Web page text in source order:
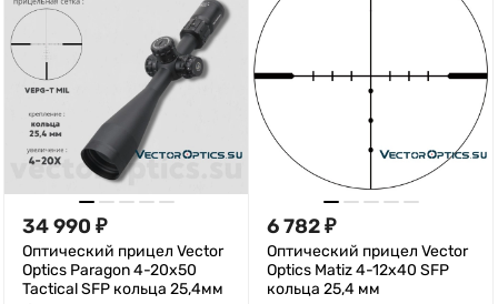
34 990 ₽
Оптический прицел Vector
Optics Paragon 4-20x50
Tactical SFP кольца 25,4мм
6 782₽
Оптический прицел Vector
Optics Matiz 4-12x40 SFP
кольца 25,4 мм